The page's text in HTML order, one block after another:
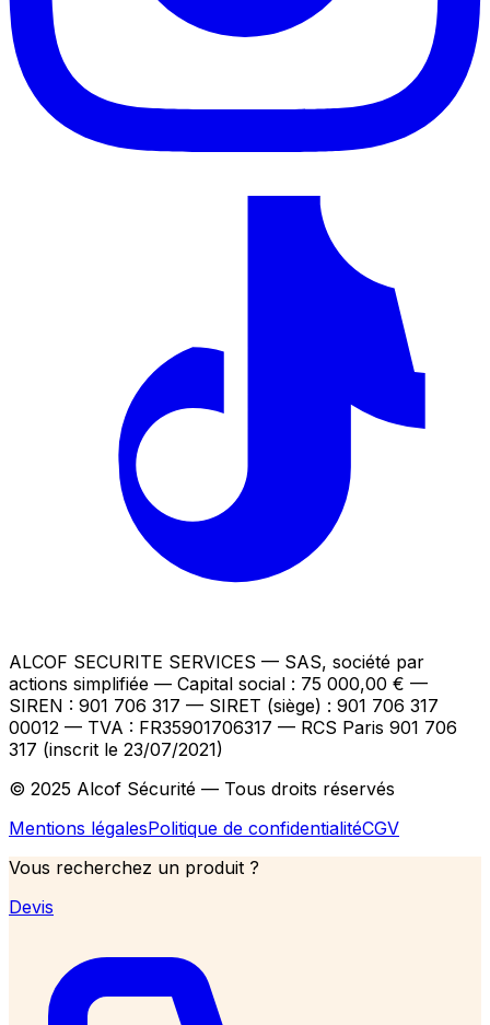
ALCOF SECURITE SERVICES — SAS, société par
actions simplifiée — Capital social : 75 000,00 € —
SIREN : 901 706 317 — SIRET (siège) : 901 706 317
00012 — TVA : FR35901706317 — RCS Paris 901 706
317 (inscrit le 23/07/2021)
© 2025 Alcof Sécurité — Tous droits réservés
Mentions légalesPolitique de confidentialitéCGV
Vous recherchez un produit ?
Devis